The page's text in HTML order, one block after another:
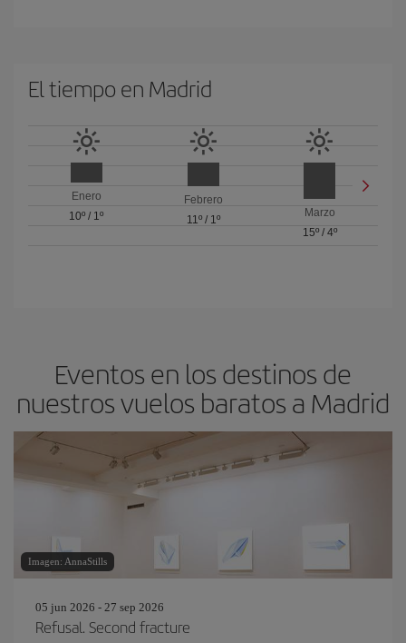
El tiempo en Madrid
Enero
10º / 1º
Febrero
11º/ 1º
Marzo
15º/ 4º
Eventos en los destinos de
nuestros vuelos baratos a Madrid
Imagen: AnnaStills
05 jun 2026 - 27 sep 2026
Refusal. Second fracture